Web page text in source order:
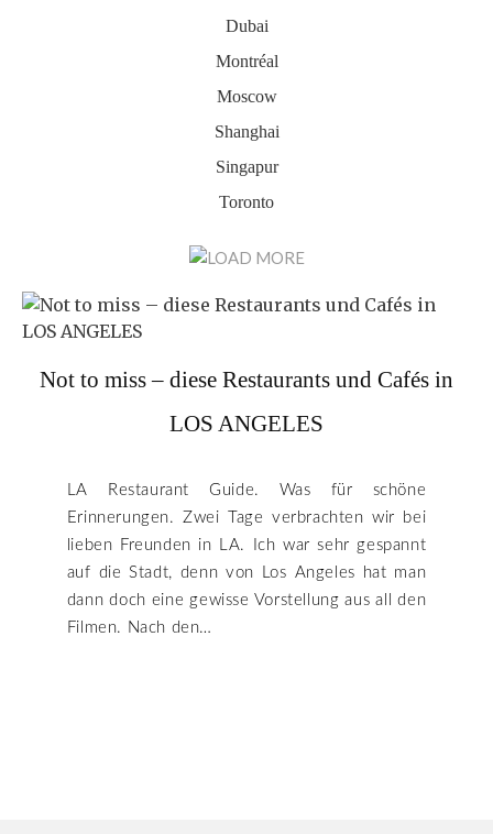
Dubai
Montréal
Moscow
Shanghai
Singapur
Toronto
Not to miss – diese Restaurants und Cafés in
LOS ANGELES
LA Restaurant Guide. Was für schöne
Erinnerungen. Zwei Tage verbrachten wir bei
lieben Freunden in LA. Ich war sehr gespannt
auf die Stadt, denn von Los Angeles hat man
dann doch eine gewisse Vorstellung aus all den
Filmen. Nach den…